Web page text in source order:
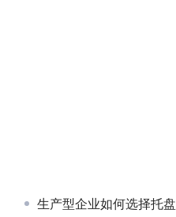
生产型企业如何选择托盘